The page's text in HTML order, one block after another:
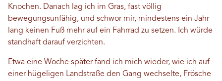
Knochen. Danach lag ich im Gras, fast völlig
bewegungsunfähig, und schwor mir, mindestens ein Jahr
lang keinen Fuß mehr auf ein Fahrrad zu setzen. Ich würde
standhaft darauf verzichten.
Etwa eine Woche später fand ich mich wieder, wie ich auf
einer hügeligen Landstraße den Gang wechselte, Frösche